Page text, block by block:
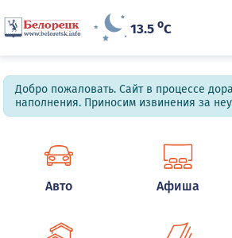
13.5oC
Добро пожаловать. Сайт в процессе
наполнения. Приносим извинения за
Авто Афиша